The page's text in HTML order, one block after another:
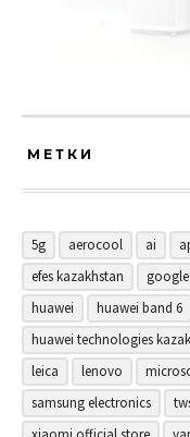
МЕТКИ
5g aerocool ai
efes kazakhstan
google
huawei
huawei band 6
huawei technologies
leica
lenovo
samsung electronics